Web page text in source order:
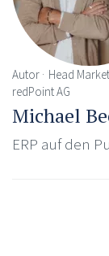
Autor
Head
redPoint AG
Michael
ERP auf den